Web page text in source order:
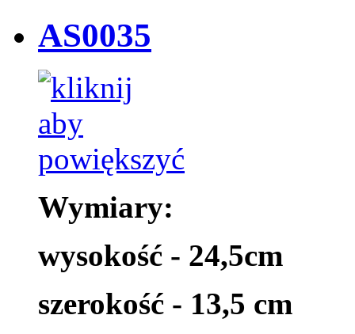
AS0035
Wymiary:
wysokość - 24,5cm
szerokość - 13,5 cm